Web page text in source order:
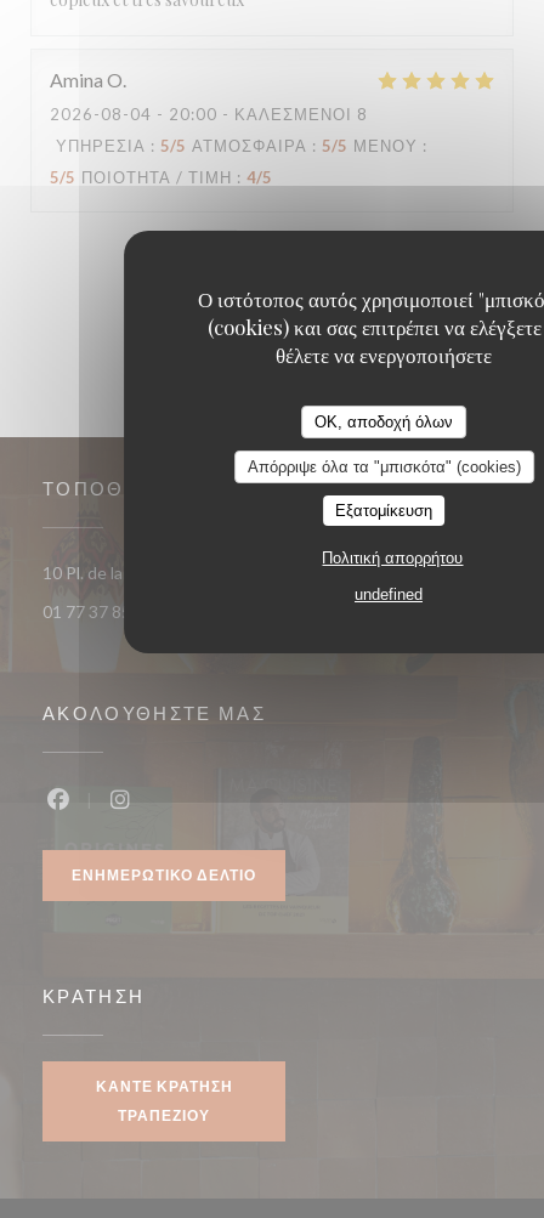
Ο ιστότοπος αυτός χρησιμοποιεί
(cookies) και σας επιτρέπει να ελέγξετε
θέλετε να ενεργοποιήσετε
OK, αποδοχή όλων
Απόρριψε όλα τα "μπισκότα" (cookies)
Εξατομίκευση
Πολιτική απορρήτου
undefined
Amina O
2026-08-04 - 20:00 - ΚΑΛΕΣΜΈΝΟΙ 8
ΥΠΗΡΕΣΊΑ : 5/5 ΑΤΜΌΣΦΑΙΡΑ : 5/5 ΜΕΝΟΎ :
5/5 ΠΟΙΌΤΗΤΑ / ΤΙΜΉ : 4/5
ΤΟΠΟΘΕΣΊΑ
10 Pl. de la République 93400 Saint-Ouen-sur-Seine((ανοίγει σε
01 77 37 85 33
ΑΚΟΛΟΥΘΉΣΤΕ ΜΑΣ
ΕΝΗΜΕΡΩΤΙΚΌ ΔΕΛΤΊΟ
ΚΡΆΤΗΣΗ
ΚΆΝΤΕ ΚΡΆΤΗΣΗ
ΤΡΑΠΕΖΙΟΎ